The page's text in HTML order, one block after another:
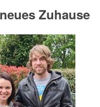
Zuhause